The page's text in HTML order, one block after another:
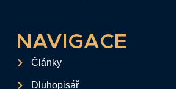
NAVIGACE
Články
Dluhopisář